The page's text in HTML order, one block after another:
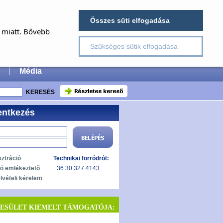
Média
×
emlékeztető
kérelem
Technikai forródrót:
+36 30 327 4143
KIEMELT TÁMOGATÓJA:
Bővebb
Összes süti elfogadása
Szükséges sütik elfogadása